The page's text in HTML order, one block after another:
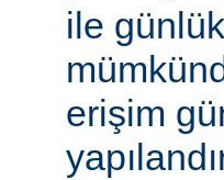
ile
erişim